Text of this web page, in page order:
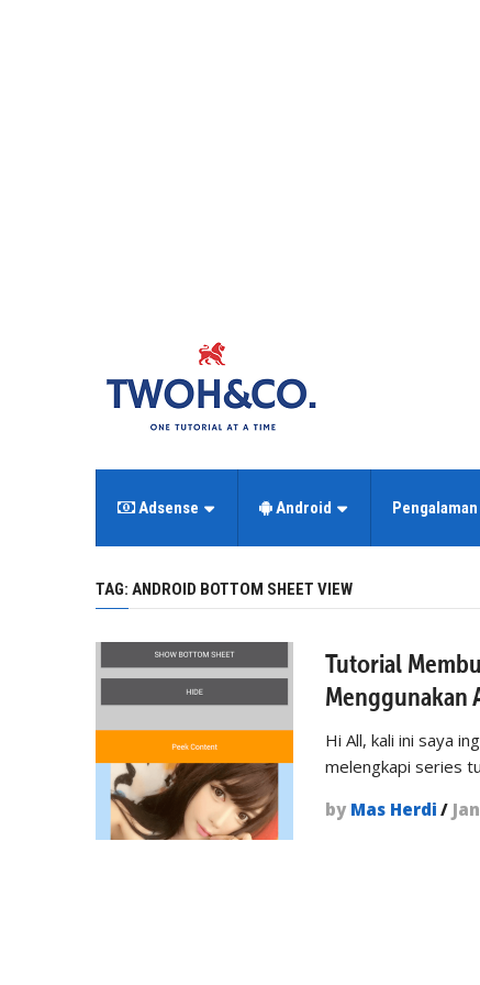
Adsense Android Pengalaman
TAG: ANDROID BOTTOM SHEET VIEW
Tutorial
Menggunakan
Hi All, kali ini saya
melengkapi series
by Mas Herdi /